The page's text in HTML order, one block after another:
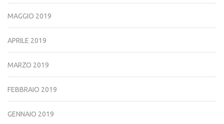
MAGGIO 2019
APRILE 2019
MARZO 2019
FEBBRAIO 2019
GENNAIO 2019